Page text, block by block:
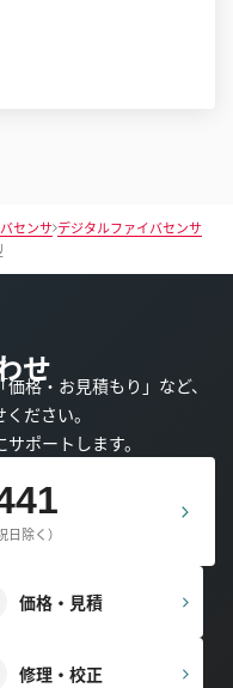
センサ デジタルファイバセンサ
せ
格・お見積もり」など、
ださい。
ポートします。
除く）
価格・見積
修理・校正